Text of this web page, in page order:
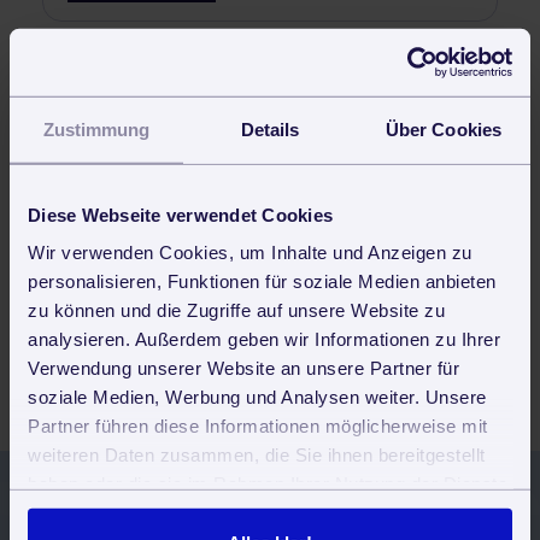
Zustimmung Details Über Cookies
Diese Webseite verwendet Cookies
Wir verwenden Cookies, um Inhalte und Anzeigen zu
personalisieren, Funktionen für soziale Medien anbieten
zu können und die Zugriffe auf unsere Website zu
analysieren. Außerdem geben wir Informationen zu Ihrer
Verwendung unserer Website an unsere Partner für
soziale Medien, Werbung und Analysen weiter. Unsere
Partner führen diese Informationen möglicherweise mit
weiteren Daten zusammen, die Sie ihnen bereitgestellt
gesammelt haben. Sie geben Einwilligung zu unseren
Wie funktioniert Fleckenentfernung?
Mehr Infos dazu!
Haushaltsnahe Dienstleistungen
Was sind Haushaltsnahe Dienstleistungen?
Mehr Infos dazu!